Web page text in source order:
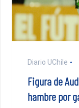
Diario UChile
Figura de
hambre por